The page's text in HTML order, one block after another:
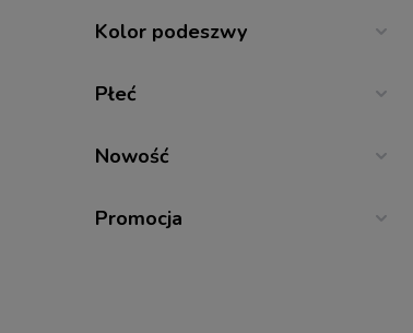
Kolor podeszwy
Płeć
Nowość
Promocja